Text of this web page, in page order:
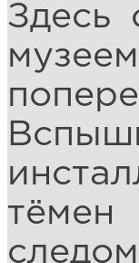
Здесь
тёмен